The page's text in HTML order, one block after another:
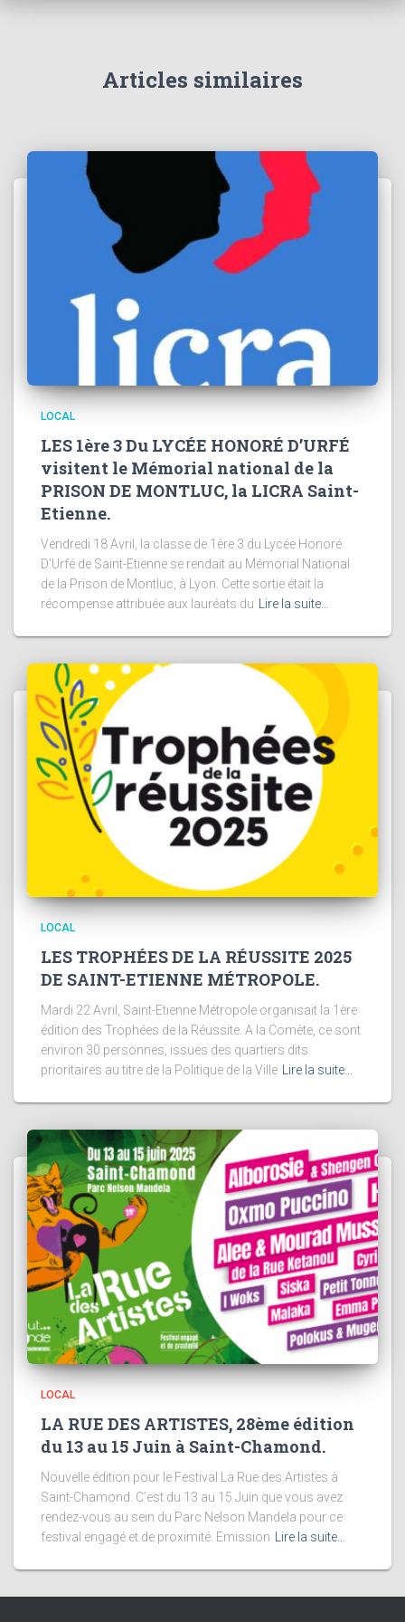
Articles similaires
LOCAL
LES 1ère 3 Du LYCÉE HONORÉ D’URFÉ
visitent le Mémorial national de la
PRISON DE MONTLUC, la LICRA Saint-
Etienne.
Vendredi 18 Avril, la classe de 1ère 3 du Lycée Honoré
D’Urfé de Saint-Etienne se rendait au Mémorial National
de la Prison de Montluc, à Lyon. Cette sortie était la
récompense attribuée aux lauréats du
Lire la suite…
LOCAL
LES TROPHÉES DE LA RÉUSSITE 2025
DE SAINT-ETIENNE MÉTROPOLE.
Mardi 22 Avril, Saint-Etienne Métropole organisait la 1ère
édition des Trophées de la Réussite. A la Comète, ce sont
environ 30 personnes, issues des quartiers dits
prioritaires au titre de la Politique de la Ville Lire la suite…
LOCAL
LA RUE DES ARTISTES, 28ème édition
du 13 au 15 Juin à Saint-Chamond.
Nouvelle édition pour le Festival La Rue des Artistes à
Saint-Chamond. C’est du 13 au 15 Juin que vous avez
rendez-vous au sein du Parc Nelson Mandela pour ce
festival engagé et de proximité. Emission
Lire la suite…